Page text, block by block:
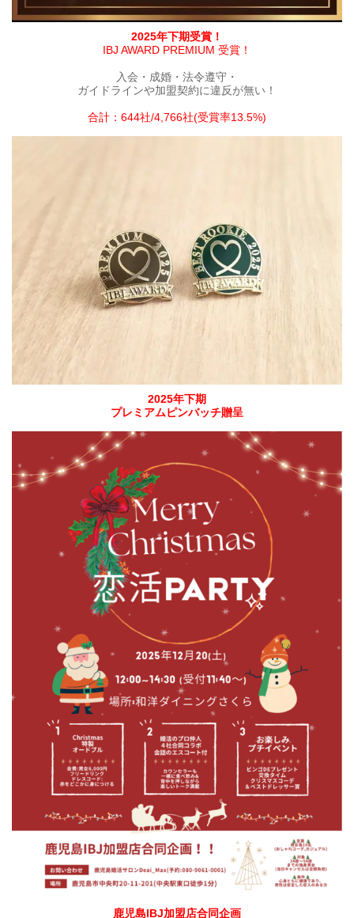
2025年下期受賞！
IBJ AWARD PREMIUM 受賞！
入会・成婚・法令遵守・
ガイドラインや加盟契約に違反が無い！
合計：644社/4,766社(受賞率13.5%)
2025年下期
プレミアムピンバッチ贈呈
鹿児島IBJ加盟店合同企画